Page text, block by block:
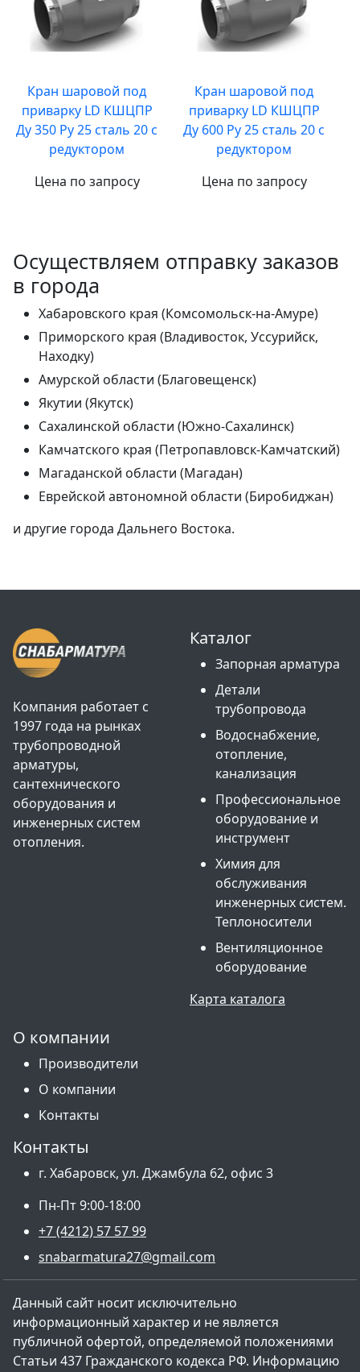
Кран шаровой под
приварку LD КШЦПР
Ду 350 Ру 25 сталь 20 с
редуктором
Цена по запросу
Кран шаровой под
приварку LD КШЦПР
Ду 600 Ру 25 сталь 20 с
редуктором
Цена по запросу
Осуществляем отправку заказов
в города
Хабаровского края (Комсомольск-на-Амуре)
Приморского края (Владивосток, Уссурийск,
Находку)
Амурской области (Благовещенск)
Якутии (Якутск)
Сахалинской области (Южно-Сахалинск)
Камчатского края (Петропавловск-Камчатский)
Магаданской области (Магадан)
Еврейской автономной области (Биробиджан)
и другие города Дальнего Востока.
Компания работает с
1997 года на рынках
трубопроводной
арматуры,
сантехнического
оборудования и
инженерных систем
отопления.
Каталог
Запорная арматура
Детали
трубопровода
Водоснабжение,
отопление,
канализация
Профессиональное
оборудование и
инструмент
Химия для
обслуживания
инженерных систем.
Теплоносители
Вентиляционное
оборудование
Карта каталога
О компании
Производители
О компании
Контакты
Контакты
г. Хабаровск, ул. Джамбула 62, офис 3
Пн-Пт 9:00-18:00
+7 (4212) 57 57 99
snabarmatura27@gmail.com
Данный сайт носит исключительно
информационный характер и не является
публичной офертой, определяемой положениями
Статьи 437 Гражданского кодекса РФ. Информацию